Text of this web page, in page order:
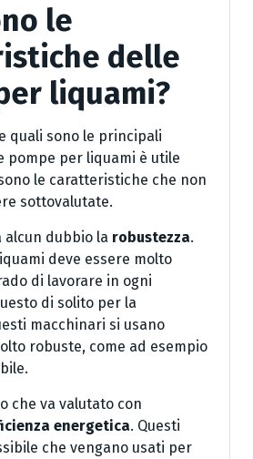
le
delle
liquami?
quali sono le principali
pompe per liquami è utile
le caratteristiche che non
sottovalutate.
alcun dubbio la robustezza.
deve essere molto
di lavorare in ogni
di solito per la
macchinari si usano
robuste, come ad esempio
che va valutato con
energetica. Questi
che vengano usati per